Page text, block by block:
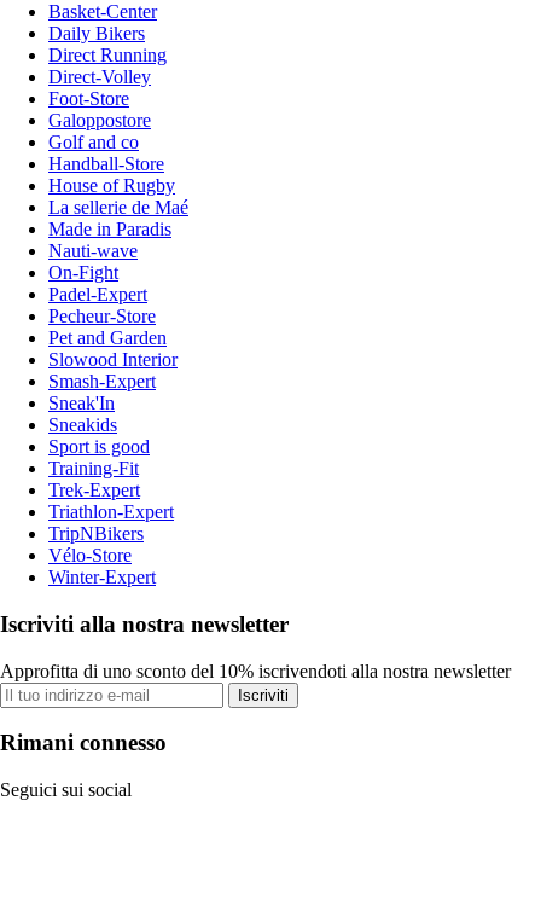
Basket-Center
Daily Bikers
Direct Running
Direct-Volley
Foot-Store
Galoppostore
Golf and co
Handball-Store
House of Rugby
La sellerie de Maé
Made in Paradis
Nauti-wave
On-Fight
Padel-Expert
Pecheur-Store
Pet and Garden
Slowood Interior
Smash-Expert
Sneak'In
Sneakids
Sport is good
Training-Fit
Trek-Expert
Triathlon-Expert
TripNBikers
Vélo-Store
Winter-Expert
Iscriviti alla nostra newsletter
Approfitta di uno sconto del 10% iscrivendoti alla nostra newsletter
Iscriviti
Rimani connesso
Seguici sui social